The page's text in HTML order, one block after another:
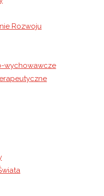
Rozwoju
wychowawcze
Rewalidacyjno –
w Wysokiej
na
Ośrodku
Caritas